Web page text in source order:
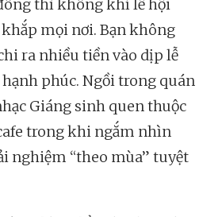
thì không khí lễ hội
mọi nơi. Bạn không
ra nhiều tiền vào dịp lễ
phúc. Ngồi trong quán
Giáng sinh quen thuộc
trong khi ngắm nhìn
nghiệm “theo mùa” tuyệt